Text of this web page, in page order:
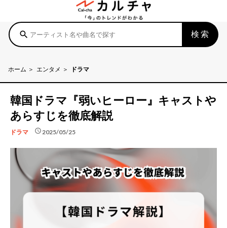
search 検索
ホーム エンタメ ドラマ
韓国ドラマ『弱いヒーロー』キャストや
あらすじを徹底解説
ドラマ schedule 2025/05/25